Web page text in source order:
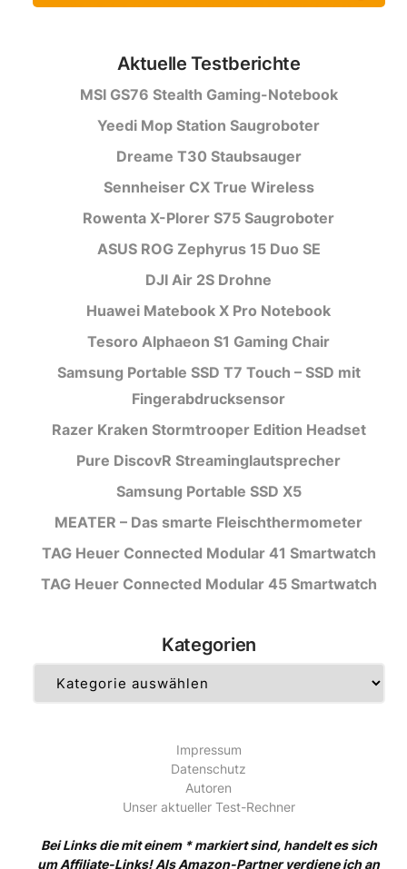
Aktuelle Testberichte
MSI GS76 Stealth Gaming-Notebook
Yeedi Mop Station Saugroboter
Dreame T30 Staubsauger
Sennheiser CX True Wireless
Rowenta X-Plorer S75 Saugroboter
ASUS ROG Zephyrus 15 Duo SE
DJI Air 2S Drohne
Huawei Matebook X Pro Notebook
Tesoro Alphaeon S1 Gaming Chair
Samsung Portable SSD T7 Touch – SSD mit
Fingerabdrucksensor
Razer Kraken Stormtrooper Edition Headset
Pure DiscovR Streaminglautsprecher
Samsung Portable SSD X5
MEATER – Das smarte Fleischthermometer
TAG Heuer Connected Modular 41 Smartwatch
TAG Heuer Connected Modular 45 Smartwatch
Kategorien
Impressum
Datenschutz
Autoren
Unser aktueller Test-Rechner
Bei Links die mit einem * markiert sind, handelt es sich
um Affiliate-Links! Als Amazon-Partner verdiene ich an